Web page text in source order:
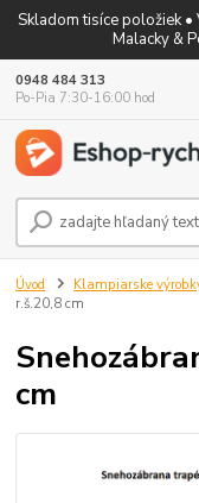
Skladom tisíce položiek
Malacky &
0948 484 313
Po-Pia 7:30-16:00 hod
Úvod Klampiarske
r.š.20,8 cm
cm